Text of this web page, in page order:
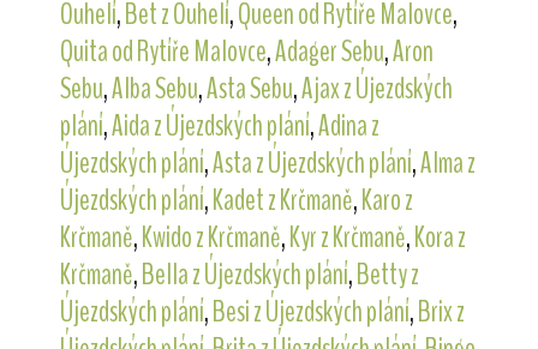
Ouhelí,Bet z Ouhelí,Queen od Rytíře Malovce,
Quita od Rytíře Malovce,Adager Sebu,Aron
Sebu,Alba Sebu,Asta Sebu,Ajax z Újezdských
plání,Aida z Újezdských plání,Adina z
Újezdských plání,Asta z Újezdských plání,Alma z
Újezdských plání,Kadet z Krčmaně,Karo z
Krčmaně,Kwido z Krčmaně,Kyr z Krčmaně,Kora z
Krčmaně,Bella z Újezdských plání,Betty z
Újezdských plání,Besi z Újezdských plání,Brix z